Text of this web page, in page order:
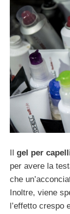
gel per
per avere la
che
Inoltre, viene
l’effetto crespo